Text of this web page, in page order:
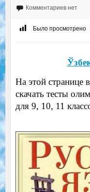
Комментариев нет
Было просмотрено
На этой странице
скачать тесты
для 9, 10, 11